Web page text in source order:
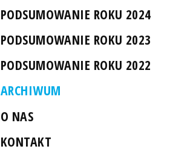
PODSUMOWANIE ROKU 2024
PODSUMOWANIE ROKU 2023
PODSUMOWANIE ROKU 2022
ARCHIWUM
O NAS
KONTAKT